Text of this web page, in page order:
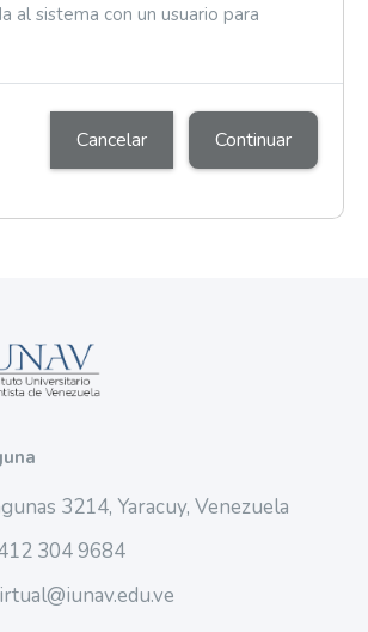
al sistema con un usuario para
Cancelar Continuar
3214, Yaracuy, Venezuela
304 9684